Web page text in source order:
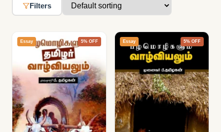
Filters
Essay 5% OFF Essay 5% OFF